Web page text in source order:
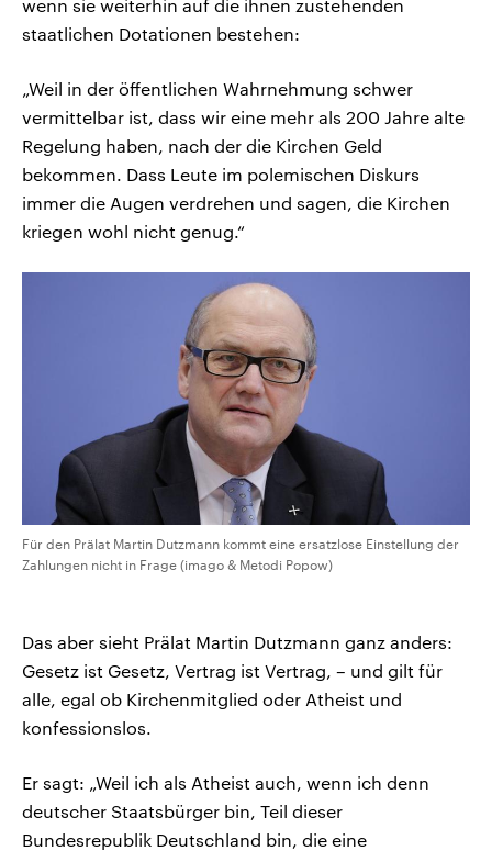
wenn sie weiterhin auf die ihnen zustehenden
staatlichen Dotationen bestehen:
„Weil in der öffentlichen Wahrnehmung schwer
vermittelbar ist, dass wir eine mehr als 200 Jahre alte
Regelung haben, nach der die Kirchen Geld
bekommen. Dass Leute im polemischen Diskurs
immer die Augen verdrehen und sagen, die Kirchen
kriegen wohl nicht genug.“
Für den Prälat Martin Dutzmann kommt eine ersatzlose Einstellung der
Zahlungen nicht in Frage (imago & Metodi Popow)
Das aber sieht Prälat Martin Dutzmann ganz anders:
Gesetz ist Gesetz, Vertrag ist Vertrag, – und gilt für
alle, egal ob Kirchenmitglied oder Atheist und
konfessionslos.
Er sagt: „Weil ich als Atheist auch, wenn ich denn
deutscher Staatsbürger bin, Teil dieser
Bundesrepublik Deutschland bin, die eine